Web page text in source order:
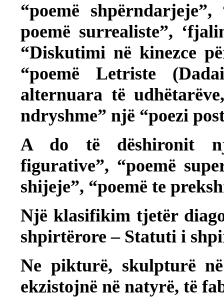
“poemë
poemë surrealiste”,
“Diskutimi në kinezce
“poemë Letriste
alternuara të
ndryshme” një “poezi
A do të dëshironit
figurative”, “poemë
shijeje”, “poemë te
Një klasifikim tjetër
shpirtërore – Statuti i
Ne pikturë, skulpturë
ekzistojnë në natyrë, të